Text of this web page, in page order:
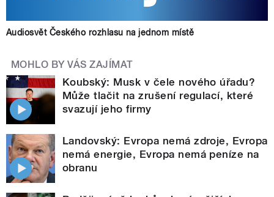
Audiosvět Českého rozhlasu na jednom místě
MOHLO BY VÁS ZAJÍMAT
Koubský: Musk v čele nového úřadu?
Může tlačit na zrušení regulací, které
svazují jeho firmy
Landovský: Evropa nemá zdroje, Evropa
nemá energie, Evropa nemá peníze na
obranu